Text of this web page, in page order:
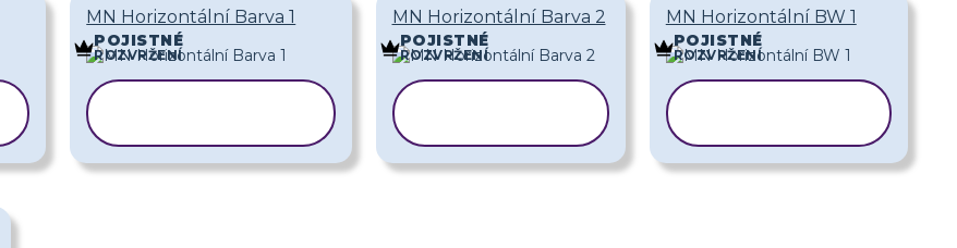
MN Horizontální Barva 1
POJISTNÉ
ROZVRŽENÍ
MN Horizontální Barva 2
POJISTNÉ
ROZVRŽENÍ
MN Horizontální BW 1
POJISTNÉ
ROZVRŽENÍ